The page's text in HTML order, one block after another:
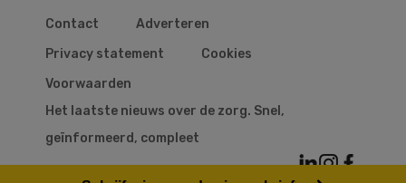
Contact
Adverteren
Privacy statement
Cookies
Voorwaarden
Het laatste nieuws over de zorg. Snel,
geïnformeerd, compleet